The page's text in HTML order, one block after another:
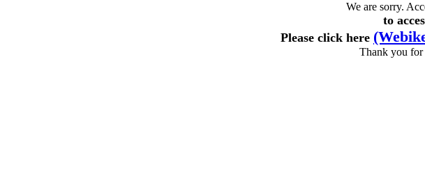
We are sorry.
to
Please click here
Thank you for